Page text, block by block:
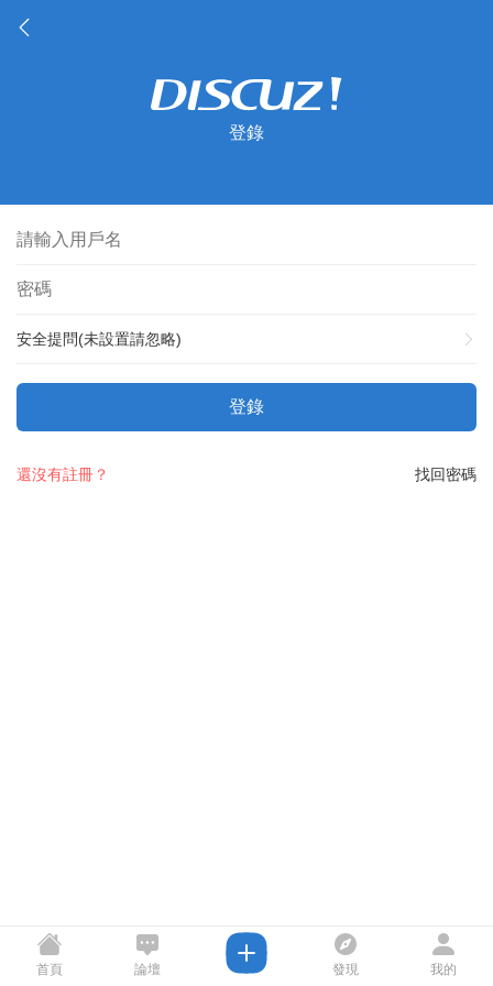
登錄
安全提問(未設置請忽略)
登錄
找回密碼
還沒有註冊？
首頁 論壇 發現 我的